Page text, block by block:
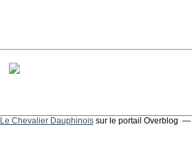
Le Chevalier Dauphinoissur le portail Overblog